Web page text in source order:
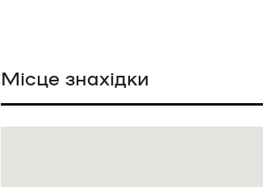
Місце знахідки